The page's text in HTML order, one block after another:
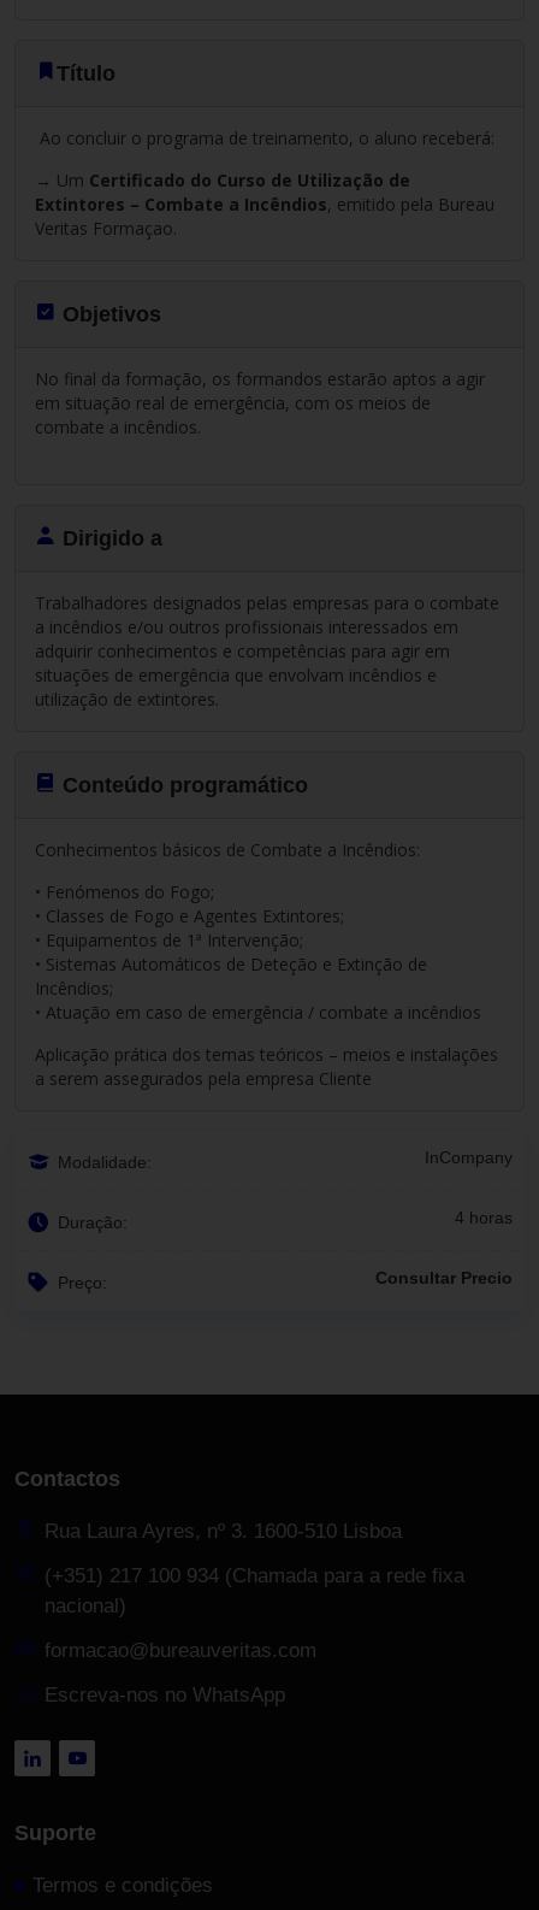
Título
Ao concluir o programa de treinamento, o aluno receberá:
→ Um Certificado do Curso de Utilização de
Extintores – Combate a Incêndios, emitido pela Bureau
Veritas Formaçao.
Objetivos
No final da formação, os formandos estarão aptos a agir
em situação real de emergência, com os meios de
combate a incêndios.
Dirigido a
Trabalhadores designados pelas empresas para o combate
a incêndios e/ou outros profissionais interessados em
adquirir conhecimentos e competências para agir em
situações de emergência que envolvam incêndios e
utilização de extintores.
Conteúdo programático
Conhecimentos básicos de Combate a Incêndios:
• Fenómenos do Fogo;
• Classes de Fogo e Agentes Extintores;
• Equipamentos de 1ª Intervenção;
• Sistemas Automáticos de Deteção e Extinção de
Incêndios;
• Atuação em caso de emergência / combate a incêndios
Aplicação prática dos temas teóricos – meios e instalações
a serem assegurados pela empresa Cliente
Modalidade: InCompany
Duração: 4 horas
Preço: Consultar Precio
Contactos
Rua Laura Ayres, nº 3. 1600-510 Lisboa
(+351) 217 100 934 (Chamada para a rede fixa
nacional)
formacao@bureauveritas.com
Escreva-nos no WhatsApp
Suporte
Termos e condições